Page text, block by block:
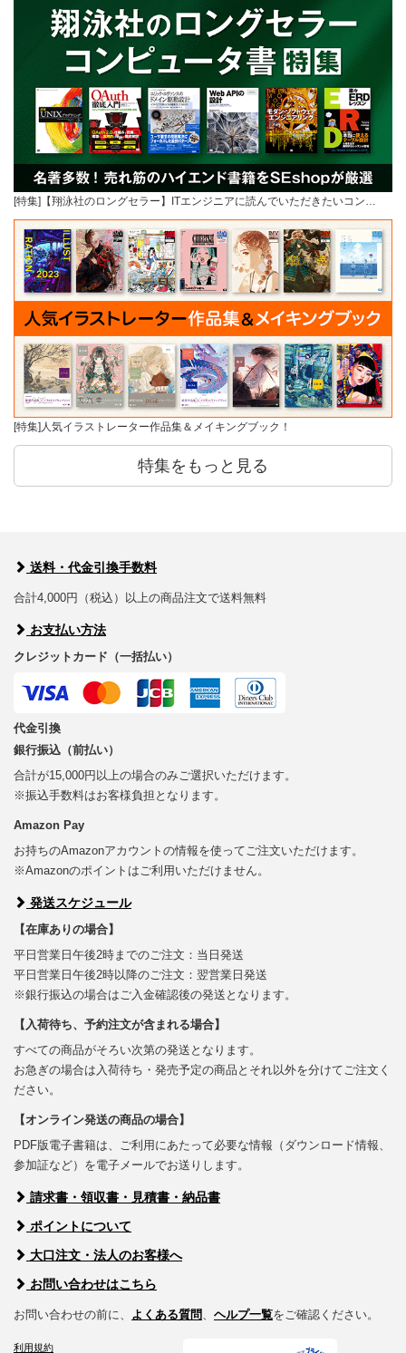
[特集]【翔泳社のロングセラー】ITエンジニアに読んでいただきたいコン…
[特集]人気イラストレーター作品集＆メイキングブック！
特集をもっと見る
送料・代金引換手数料
合計4,000円（税込）以上の商品注文で送料無料
お支払い方法
クレジットカード（一括払い）
代金引換
銀行振込（前払い）
合計が15,000円以上の場合のみご選択いただけます。
※振込手数料はお客様負担となります。
Amazon Pay
お持ちのAmazonアカウントの情報を使ってご注文いただけます。
※Amazonのポイントはご利用いただけません。
発送スケジュール
【在庫ありの場合】
平日営業日午後2時までのご注文：当日発送
平日営業日午後2時以降のご注文：翌営業日発送
※銀行振込の場合はご入金確認後の発送となります。
【入荷待ち、予約注文が含まれる場合】
すべての商品がそろい次第の発送となります。
お急ぎの場合は入荷待ち・発売予定の商品とそれ以外を分けてご注文く
ださい。
【オンライン発送の商品の場合】
PDF版電子書籍は、ご利用にあたって必要な情報（ダウンロード情報、
参加証など）を電子メールでお送りします。
請求書・領収書・見積書・納品書
ポイントについて
大口注文・法人のお客様へ
お問い合わせはこちら
お問い合わせの前に、 よくある質問、 ヘルプ一覧をご確認ください。
利用規約